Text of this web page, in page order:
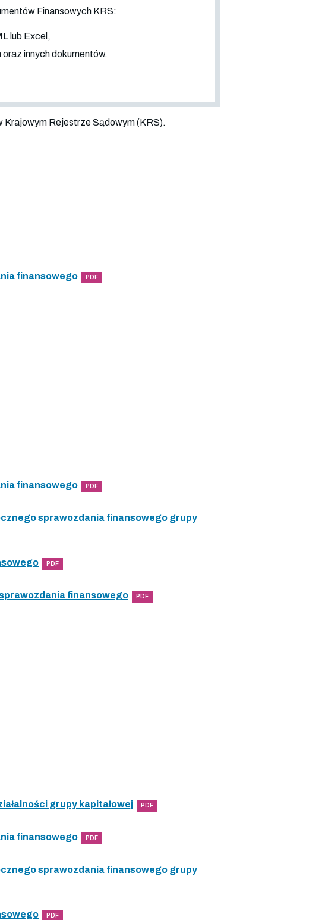
Finansowych KRS:
lub Excel,
innych dokumentów.
Krajowym Rejestrze Sądowym (KRS).
finansowego PDF
finansowego PDF
sprawozdania finansowego grupy
PDF
finansowego PDF
grupy kapitałowej PDF
finansowego PDF
sprawozdania finansowego grupy
PDF